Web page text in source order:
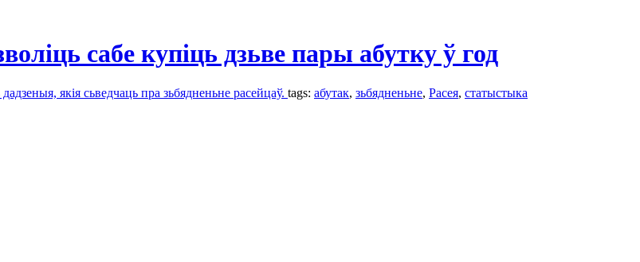
сабе купіць дзьве пары абутку ў год
якія сьведчаць пра зьбядненьне расейцаў. tags: абутак, зьбядненьне, Расея, статыстыка